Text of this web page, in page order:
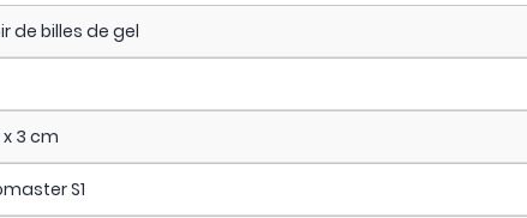
de billes de gel
x 3 cm
S1